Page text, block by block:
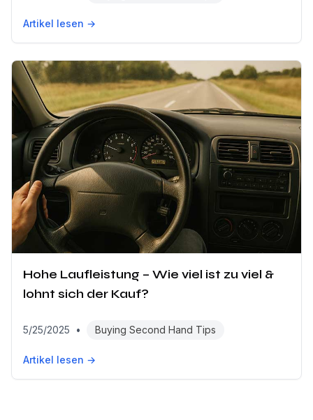
Artikel lesen →
Hohe Laufleistung – Wie viel ist zu viel &
lohnt sich der Kauf?
5/25/2025 • Buying Second Hand Tips
Artikel lesen →